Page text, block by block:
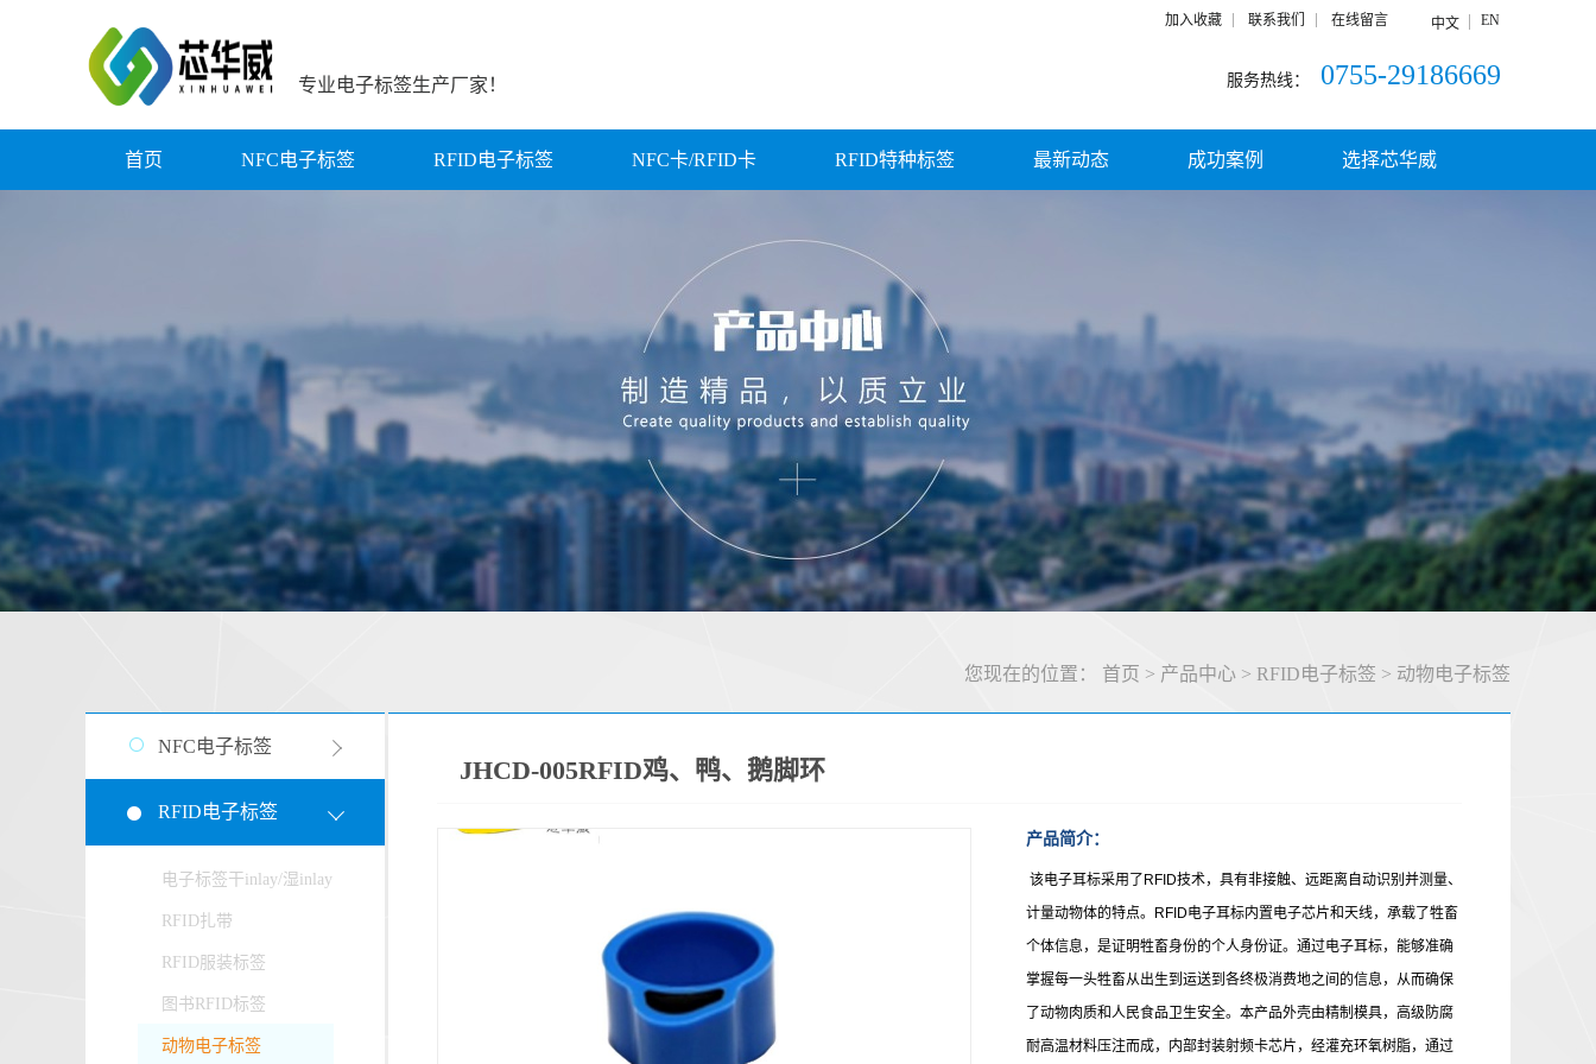
加入收藏 联系我们 在线留言 中文 EN
专业电子标签生产厂家！ 服务热线： 0755-29186669
首页 NFC电子标签 RFID电子标签 NFC卡/RFID卡 RFID特种标签 最新动态 成功案例 选择芯华威
您现在的位置： 首页 > 产品中心 > RFID电子标签 > 动物电子标签
NFC电子标签
RFID电子标签
电子标签干inlay/湿inlay
RFID扎带
RFID服装标签
图书RFID标签
动物电子标签
JHCD-005RFID鸡、鸭、鹅脚环
产品简介：
该电子耳标采用了 RFID技术，具有非接触、远距离自动识别并测量、
计量动物体的特点。RFID电子耳标内置电子芯片和天线，承载了牲畜
个体信息，是证明牲畜身份的个人身份证。通过电子耳标，能够准确
掌握每一头牲畜从出生到运送到各终极消费地之间的信息，从而确保
了动物肉质和人民食品卫生安全。本产品外壳由精制模具，高级防腐
耐高温材料压注而成，内部封装射频卡芯片，经灌充环氧树脂，通过